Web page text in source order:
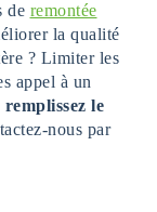
de remontée
la qualité
? Limiter les
appel à un
remplissez le
nous par